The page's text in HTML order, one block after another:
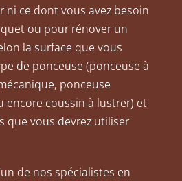
ni ce dont vous avez besoin
ou pour rénover un
la surface que vous
de ponceuse (ponceuse à
ponceuse
encore coussin à lustrer) et
que vous devrez utiliser
de nos spécialistes en